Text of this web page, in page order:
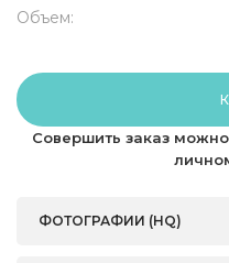
Объем:
Совершить заказ
ФОТОГРАФИИ (HQ)